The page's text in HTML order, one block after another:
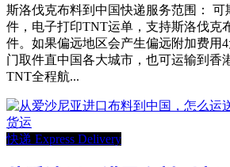
斯洛伐克布料到中国快递服务范围： 可
件，电子打印TNT运单，支持斯洛伐克
件。如果偏远地区会产生偏远附加费用
门取件直中国各大城市，也可运输到香
TNT全程航...
快递 Express Delivery